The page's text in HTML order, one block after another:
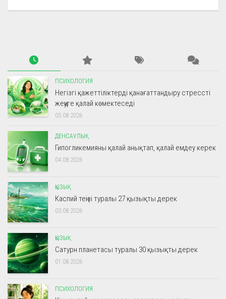
ПСИХОЛОГИЯ
Негізгі қажеттіліктерді қанағаттандыру стрессті
жеңуге қалай көмектеседі
05.08.2026
ДЕНСАУЛЫҚ
Гипогликемияны қалай анықтап, қалай емдеу керек
04.08.2026
ҚЫЗЫҚ
Каспий теңізі туралы 27 қызықты дерек
03.08.2026
ҚЫЗЫҚ
Сатурн планетасы туралы 30 қызықты дерек
01.08.2026
ПСИХОЛОГИЯ